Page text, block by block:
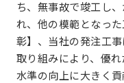
ち、無事故で竣工し
れ、他の模範となっ
彰】、当社の発注工
取り組みにより、優
水準の向上に大きく